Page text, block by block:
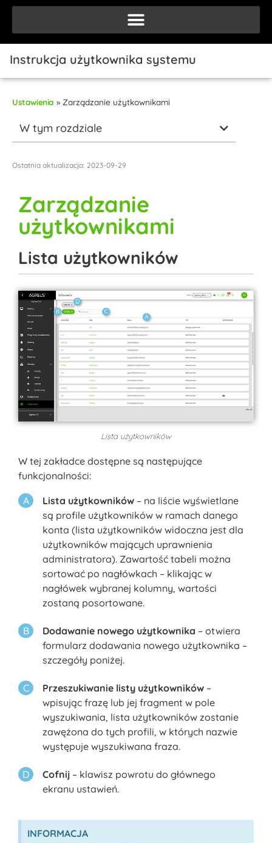
Instrukcja użytkownika systemu
Ustawienia » Zarządzanie użytkownikami
W tym rozdziale
Ostatnia aktualizacja: 2023-09-29
Zarządzanie
użytkownikami
Lista użytkowników
Lista użytkowników
W tej zakładce dostępne są następujące
funkcjonalności:
Lista użytkowników – na liście wyświetlane
są profile użytkowników w ramach danego
konta (lista użytkowników widoczna jest dla
użytkowników mających uprawnienia
administratora). Zawartość tabeli można
sortować po nagłówkach – klikając w
nagłówek wybranej kolumny, wartości
zostaną posortowane.
Dodawanie nowego użytkownika – otwiera
formularz dodawania nowego użytkownika –
szczegóły poniżej.
Przeszukiwanie listy użytkowników –
wpisując frazę lub jej fragment w pole
wyszukiwania, lista użytkowników zostanie
zawężona do tych profili, w których nazwie
występuje wyszukiwana fraza.
Cofnij – klawisz powrotu do głównego
ekranu ustawień.
INFORMACJA